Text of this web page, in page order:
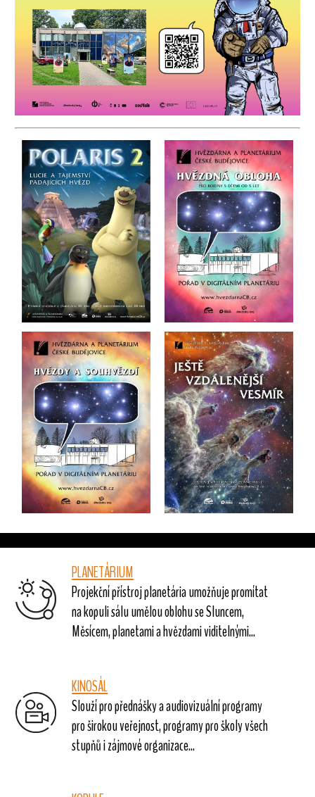
PLANETÁRIUM
Projekční přístroj planetária umožňuje promítat
na kopuli sálu umělou oblohu se Sluncem,
Měsícem, planetami a hvězdami viditelnými...
KINOSÁL
Slouží pro přednášky a audiovizuální programy
pro širokou veřejnost, programy pro školy všech
stupňů i zájmové organizace...